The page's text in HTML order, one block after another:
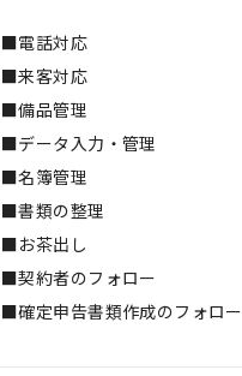
■電話対応
■来客対応
■備品管理
■データ入力・管理
■名簿管理
■書類の整理
■お茶出し
■契約者のフォロー
■確定申告書類作成のフォロー